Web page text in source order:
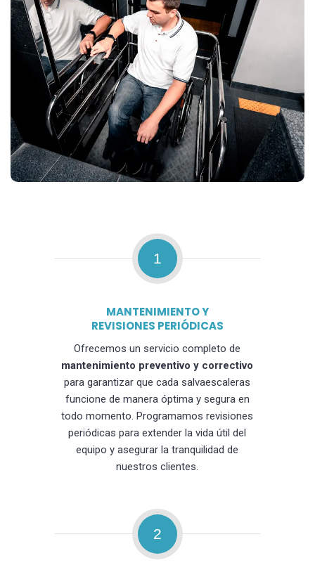
1
MANTENIMIENTO Y
REVISIONES PERIÓDICAS
Ofrecemos un servicio completo de
mantenimiento preventivo y correctivo
para garantizar que cada salvaescaleras
funcione de manera óptima y segura en
todo momento. Programamos revisiones
periódicas para extender la vida útil del
equipo y asegurar la tranquilidad de
nuestros clientes.
2